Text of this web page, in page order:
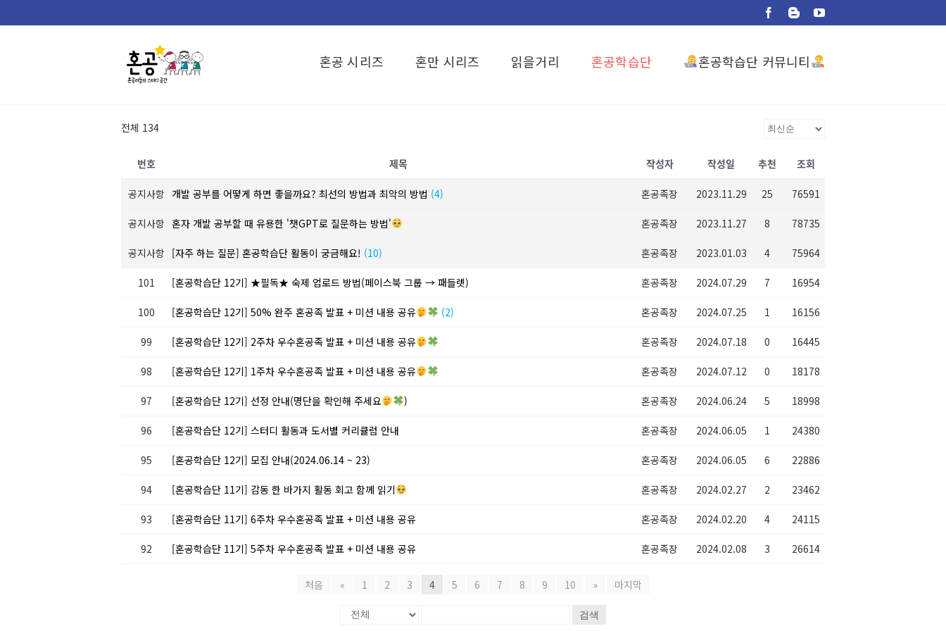
to
Facebook
BloggerYouTube
혼공 시리즈 혼만 시리즈 읽을거리 혼공학습단 혼공학습단 커뮤니티
전체 134
번호 제목 작성자 작성일 추천 조회
공지사항 개발 공부를 어떻게 하면 좋을까요? 최선의 방법과 최악의 방법 (4) 혼공족장 2023.11.29 25 76591
공지사항 혼자 개발 공부할 때 유용한 '챗GPT로 질문하는 방법' 혼공족장 2023.11.27 8 78735
공지사항 [자주 하는 질문] 혼공학습단 활동이 궁금해요! (10) 혼공족장 2023.01.03 4 75964
101 [혼공학습단 12기] ★필독★ 숙제 업로드 방법(페이스북 그룹 → 패들렛) 혼공족장 2024.07.29 7 16954
100 [혼공학습단 12기] 50% 완주 혼공족 발표 + 미션 내용 공유 (2) 혼공족장 2024.07.25 1 16156
99 [혼공학습단 12기] 2주차 우수혼공족 발표 + 미션 내용 공유 혼공족장 2024.07.18 0 16445
98 [혼공학습단 12기] 1주차 우수혼공족 발표 + 미션 내용 공유 혼공족장 2024.07.12 0 18178
97 [혼공학습단 12기] 선정 안내(명단을 확인해 주세요 ) 혼공족장 2024.06.24 5 18998
96 [혼공학습단 12기] 스터디 활동과 도서별 커리큘럼 안내 혼공족장 2024.06.05 1 24380
95 [혼공학습단 12기] 모집 안내(2024.06.14 ~ 23) 혼공족장 2024.06.05 6 22886
94 [혼공학습단 11기] 감동 한 바가지 활동 회고 함께 읽기 혼공족장 2024.02.27 2 23462
93 [혼공학습단 11기] 6주차 우수혼공족 발표 + 미션 내용 공유 혼공족장 2024.02.20 4 24115
92 [혼공학습단 11기] 5주차 우수혼공족 발표 + 미션 내용 공유 혼공족장 2024.02.08 3 26614
처음 « 1 2 3 4 5 6 7 8 9 10 » 마지막
검색